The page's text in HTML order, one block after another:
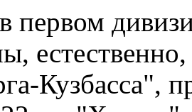
первом
Кузбасса",